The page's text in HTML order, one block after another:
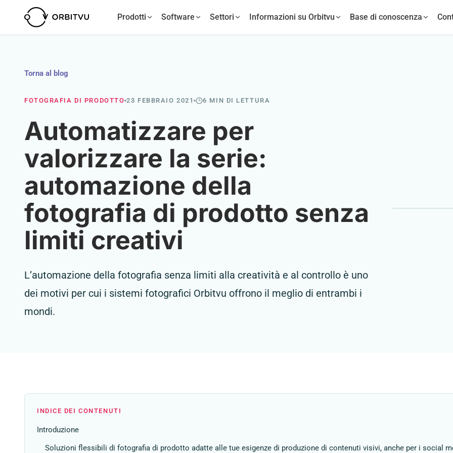
Prodotti Software Settori Informazioni su Orbitvu Base di conoscenza
Torna al blog
FOTOGRAFIA DI PRODOTTO 23 FEBBRAIO 2021 6 MIN DI LETTURA
Automatizzare per
valorizzare la serie:
automazione della
fotografia di prodotto senza
limiti creativi
L’automazione della fotografia senza limiti alla creatività e al controllo è uno
dei motivi per cui i sistemi fotografici Orbitvu offrono il meglio di entrambi i
mondi.
INDICE DEI CONTENUTI
Introduzione
Soluzioni flessibili di fotografia di prodotto adatte alle tue esigenze di produzione di contenuti visivi, anche per i social